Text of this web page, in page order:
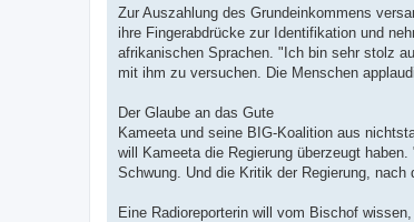
Zur Auszahlung des Grundeinkommens
ihre Fingerabdrücke zur Identifikation und
afrikanischen Sprachen. "Ich bin sehr stolz
mit ihm zu versuchen. Die Menschen
Der Glaube an das Gute
Kameeta und seine BIG-Koalition aus
will Kameeta die Regierung überzeugt
Schwung. Und die Kritik der Regierung,
Eine Radioreporterin will vom Bischof